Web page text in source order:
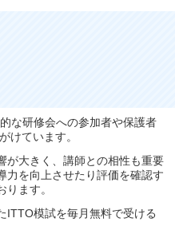
な研修会への参加者や保護者
けています。
が大きく、講師との相性も重要
力を向上させたり評価を確認す
ます。
ITTO模試を毎月無料で受ける